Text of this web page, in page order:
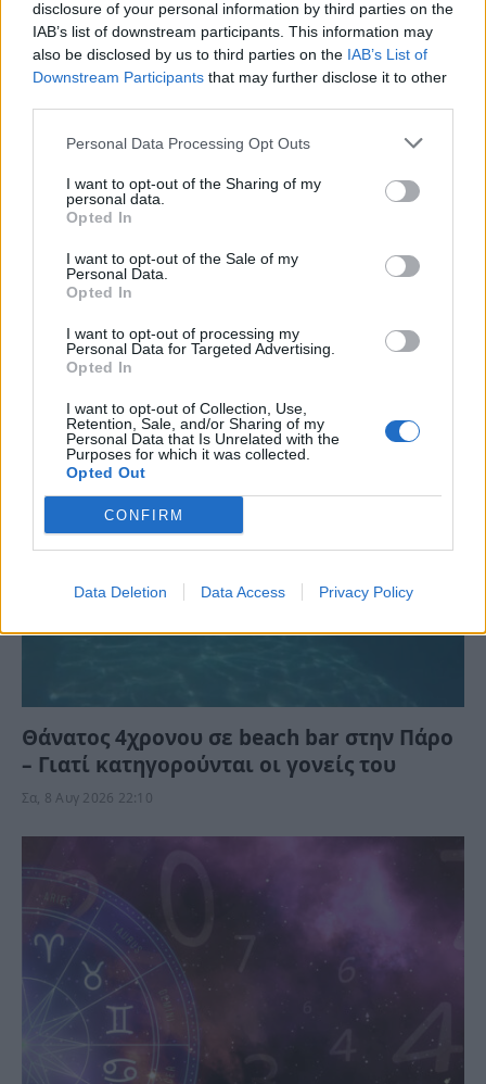
disclosure of your personal information by third parties on the
IAB’s list of downstream participants. This information may
also be disclosed by us to third parties on the IAB’s List of
Downstream Participants that may further disclose it to other
Personal Data Processing Opt Outs
I want to opt-out of the Sharing of my
personal data.
Opted In
I want to opt-out of the Sale of my
Personal Data.
Opted In
I want to opt-out of processing my
Personal Data for Targeted Advertising.
Opted In
I want to opt-out of Collection, Use,
Retention, Sale, and/or Sharing of my
Personal Data that Is Unrelated with the
Purposes for which it was collected.
Opted Out
CONFIRM
Data Deletion Data Access Privacy Policy
ΤΕΛΕΥΤΑΙΕΣ ΕΙΔΗΣΕΙΣ
Θάνατος 4χρονου σε beach bar στην Πάρο
– Γιατί κατηγορούνται οι γονείς του
Σα, 8 Αυγ 2026 22:10